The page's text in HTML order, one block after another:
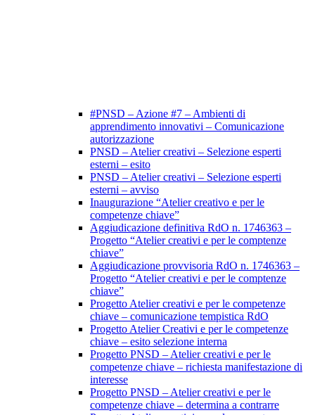
#PNSD – Azione #7 – Ambienti di
apprendimento innovativi – Comunicazione
autorizzazione
PNSD – Atelier creativi – Selezione esperti
esterni – esito
PNSD – Atelier creativi – Selezione esperti
esterni – avviso
Inaugurazione “Atelier creativo e per le
competenze chiave”
Aggiudicazione definitiva RdO n. 1746363 –
Progetto “Atelier creativi e per le comptenze
chiave”
Aggiudicazione provvisoria RdO n. 1746363 –
Progetto “Atelier creativi e per le comptenze
chiave”
Progetto Atelier creativi e per le competenze
chiave – comunicazione tempistica RdO
Progetto Atelier Creativi e per le competenze
chiave – esito selezione interna
Progetto PNSD – Atelier creativi e per le
competenze chiave – richiesta manifestazione di
interesse
Progetto PNSD – Atelier creativi e per le
competenze chiave – determina a contrarre